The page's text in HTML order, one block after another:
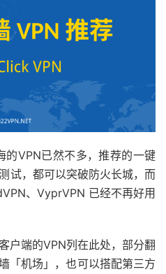
VPN已然不多，推荐的一键
试，都可以突破防火长城，而
、VyprVPN 已经不再好用
户端的VPN列在此处，部分翻
「机场」，也可以搭配第三方